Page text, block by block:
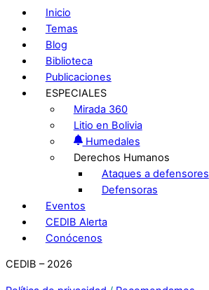
Inicio
Temas
Blog
Biblioteca
Publicaciones
ESPECIALES
Mirada 360
Litio en Bolivia
Humedales
Derechos Humanos
Ataques a defensores
Defensoras
Eventos
CEDIB Alerta
Conócenos
CEDIB – 2026